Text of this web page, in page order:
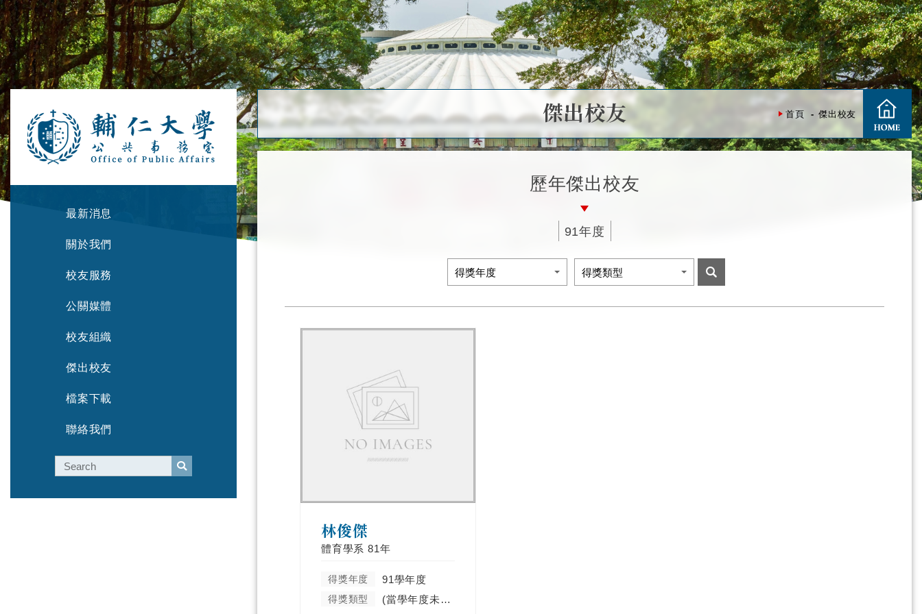
最新消息
關於我們
校友服務
公關媒體
校友組織
傑出校友
檔案下載
聯絡我們
首頁 傑出校友
傑出校友
歷年傑出校友
91年度
林俊傑
體育學系 81年
得獎年度 91學年度
得獎類型 (當學年度未分類)